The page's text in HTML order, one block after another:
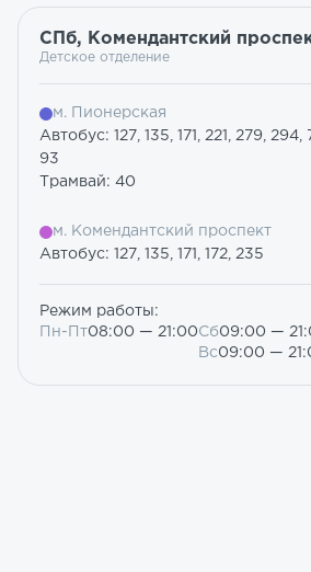
СПб, Комендантский
Детское отделение
м. Пионерская
Автобус: 127, 135, 171, 221, 279, 294,
93
Трамвай: 40
м. Комендантский проспект
Автобус: 127, 135, 171, 172, 235
Режим работы:
Пн-Пт08:00 — 21:00Сб09:00 —
Вс09:00 —